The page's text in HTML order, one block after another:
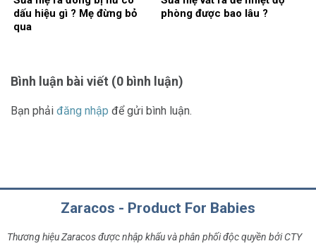
dấu hiệu gì ? Mẹ đừng bỏ
qua
phòng được bao lâu ?
Bình luận bài viết (0 bình luận)
Bạn phải đăng nhập để gửi bình luận.
Zaracos - Product For Babies
Thương hiệu Zaracos được nhập khẩu và phân phối độc quyền bởi CTY